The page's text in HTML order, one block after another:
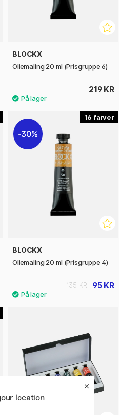
BLOCKX
Oliemaling 20 ml (Prisgruppe 6)
219 KR
16
30%
BLOCKX
Oliemaling 20 ml (Prisgruppe 4)
95 KR
135 KR
location